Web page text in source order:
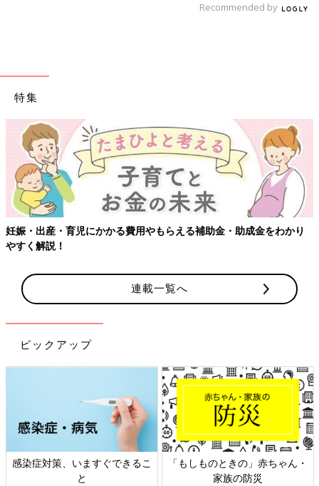
Recommended by
特集
妊娠・出産・育児にかかる費用やもらえる補助金・助成金をわかり
やすく解説！
連載一覧へ
ピックアップ
感染症対策、いますぐできるこ
と
「もしものときの」赤ちゃん・
家族の防災